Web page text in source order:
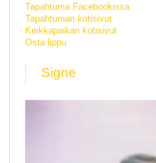
Tapahtuma Facebookissa
Tapahtuman kotisivut
Keikkapaikan kotisivut
Osta lippu
Signe